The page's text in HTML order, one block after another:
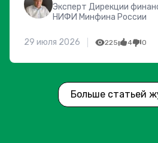
Эксперт Дирекции
НИФИ Минфина России
29 июля 2026 225 4 0
Больше статьей